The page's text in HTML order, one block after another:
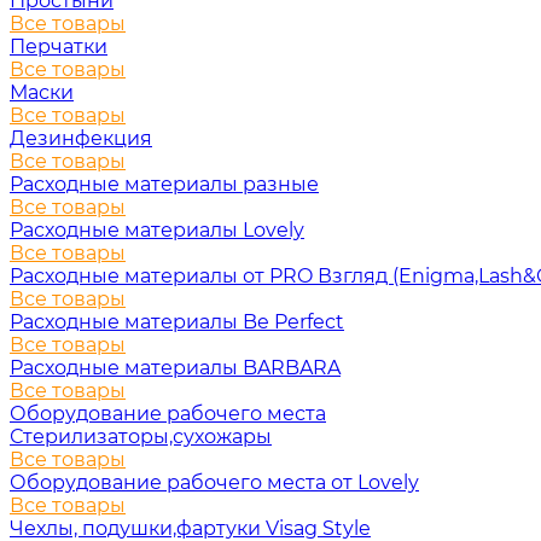
Все товары
Перчатки
Все товары
Маски
Все товары
Дезинфекция
Все товары
Расходные материалы разные
Все товары
Расходные материалы Lovely
Все товары
Расходные материалы от PRO Взгляд
Все товары
Расходные материалы Be Perfect
Все товары
Расходные материалы BARBARA
Все товары
Оборудование рабочего места
Стерилизаторы,сухожары
Все товары
Оборудование рабочего места от Lovely
Все товары
Чехлы, подушки,фартуки Visag Style